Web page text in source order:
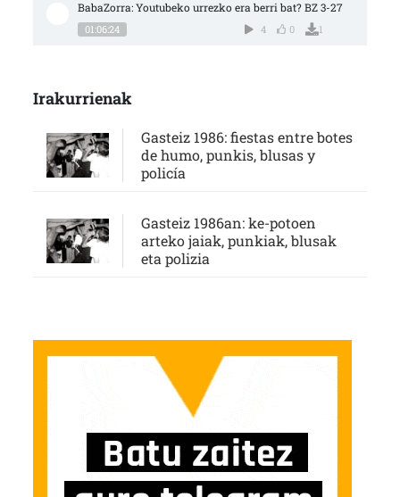
BabaZorra: Youtubeko urrezko era berri bat? BZ 3-27
01:06:24 4 0 1
Irakurrienak
Gasteiz 1986: fiestas entre botes
de humo, punkis, blusas y
policía
Gasteiz 1986an: ke-potoen
arteko jaiak, punkiak, blusak
eta polizia